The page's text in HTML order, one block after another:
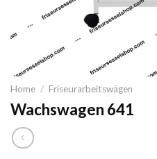
Home / Friseurarbeitswägen
Wachswagen 641